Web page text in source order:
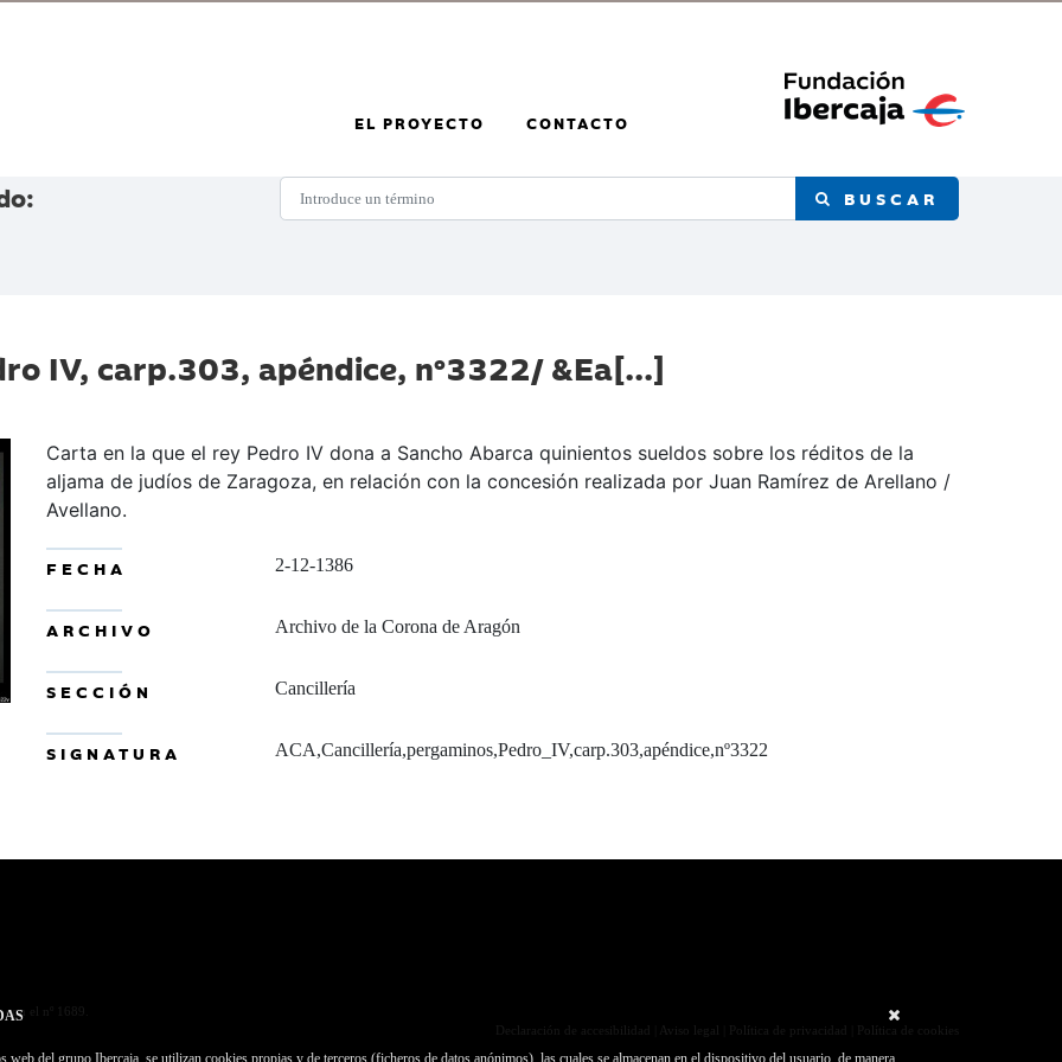
del grupo Ibercaja, se utilizan cookies propias y de terceros (ficheros de datos anónimos), las cuales se almacenan en el dispositivo del usuario, de manera
EL PROYECTO CONTACTO
BUSCAR
IV, carp.303, apéndice, nº3322/ &Ea[...]
Carta en la que el rey Pedro IV dona a Sancho Abarca quinientos sueldos sobre los réditos de la
aljama de judíos de Zaragoza, en relación con la concesión realizada por Juan Ramírez de Arellano /
Avellano.
FECHA 2-12-1386
ARCHIVO Archivo de la Corona de Aragón
SECCIÓN Cancillería
SIGNATURA ACA,Cancillería,pergaminos,Pedro_IV,carp.303,apéndice,nº3322
el nº 1689.
Declaración de accesibilidad Aviso legal Política de privacidad Política de cookies